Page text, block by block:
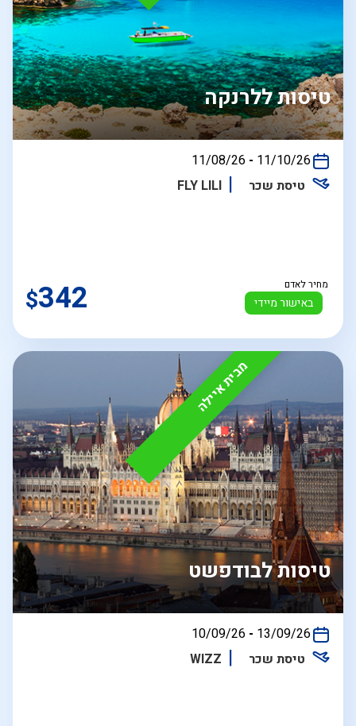
טיסות ללרנקה
בין
11/08/26 - 11/10/26
טיסת שכר
FLY LILI
באישור מיידי
מחיר לאדם $342
מבית איילה
טיסות לבודפשט
בין
10/09/26 - 13/09/26
טיסת שכר
WIZZ